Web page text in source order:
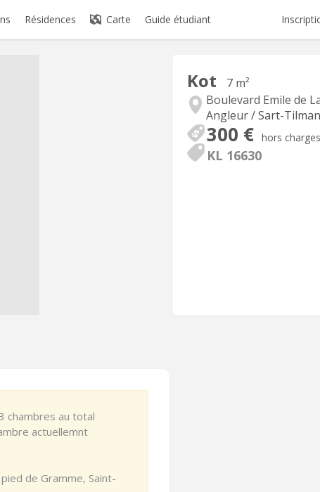
Résidences Carte Guide étudiant
Kot
7 m²
Boulevard Emile de
Angleur / Sart-Tilman
300 € hors charges
KL 16630
chambres au total
actuellemnt
de Gramme, Saint-